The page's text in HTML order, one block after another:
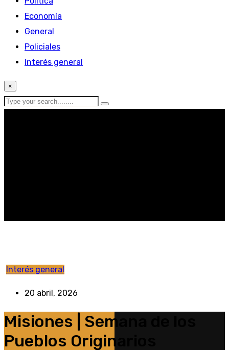
Economía
General
Policiales
Interés general
×
Interés general
20 abril, 2026
Misiones | Semana de los
Pueblos Originarios